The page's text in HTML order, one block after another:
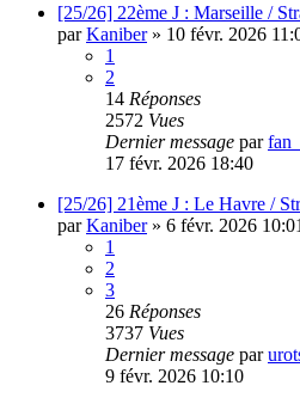
[25/26] 22ème J : Marseille /
parKaniber» 10 févr. 2026
1
2
14 Réponses
2572 Vues
Dernier message par
17 févr. 2026 18:40
[25/26] 21ème J : Le Havre /
parKaniber» 6 févr. 2026 10:01
1
2
3
26 Réponses
3737 Vues
Dernier message par
9 févr. 2026 10:10